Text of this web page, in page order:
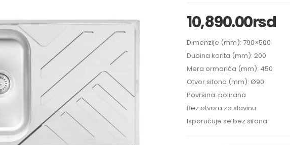
10,890.00rsd
Dimenzije (mm): 790×500
Dubina korita (mm): 200
Mera ormarića (mm): 450
Otvor sifona (mm): Ø90
Površina: polirana
Bez otvora za slavinu
Isporučuje se bez sifona